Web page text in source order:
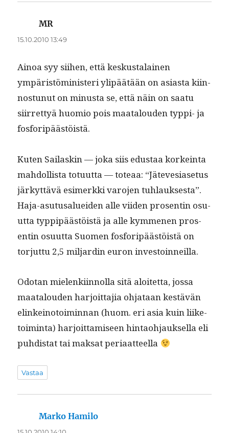
MR
15.10.2010 13:49
Ain­oa syy siihen, että keskusta­lainen
ympäristömin­is­teri ylipäätään on asi­as­ta kiin­
nos­tunut on minus­ta se, että näin on saatu
siir­ret­tyä huomio pois maat­alouden typ­pi- ja
fosforipäästöistä.
Kuten Sailaskin — joka siis edus­taa korkein­ta
mah­dol­lista totu­ut­ta — toteaa: “Jätevesi­ase­tus
järkyt­tävä esimerk­ki varo­jen tuh­lauk­ses­ta”.
Haja-asu­tusaluei­den alle viiden pros­entin osu­
ut­ta typ­pipäästöistä ja alle kymme­nen pros­
entin osu­ut­ta Suomen fos­foripäästöistä on
tor­jut­tu 2,5 mil­jardin euron investoinneilla.
Odotan mie­lenki­in­nol­la sitä aloitet­ta, jos­sa
maat­alouden har­joit­ta­jia ohjataan kestävän
elinkeino­toimin­nan (huom. eri asia kuin liike­
toim­inta) har­joit­tamiseen hin­tao­h­jauk­sel­la eli
puhdi­s­tat tai mak­sat periaatteella
Vastaa
Marko Hamilo